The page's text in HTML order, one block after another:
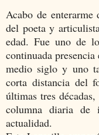
Acabo de
del poeta y
edad. Fue uno de
continuada
medio siglo y uno
corta distancia del
últimas tres
columna diaria de
actualidad.